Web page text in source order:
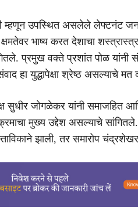
म्हणून उपस्थित असलेले लेफ्टनंट
क्षमतेवर भाष्य करत देशाचा
प्रमुख वक्ते प्रशांत पोळ यांनी
हा युद्धापेक्षा श्रेष्ठ असल्याचे
सुधीर जोगळेकर यांनी समाजहित
मुख्य उद्देश असल्याचे
झाली, तर समारोप